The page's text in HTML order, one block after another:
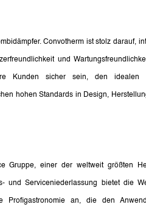
Convotherm ist stolz darauf,
und
Kunden sicher sein, den idealen
hohen Standards in Design,
Gruppe, einer der weltweit größten
und Serviceniederlassung bietet die
an, die den